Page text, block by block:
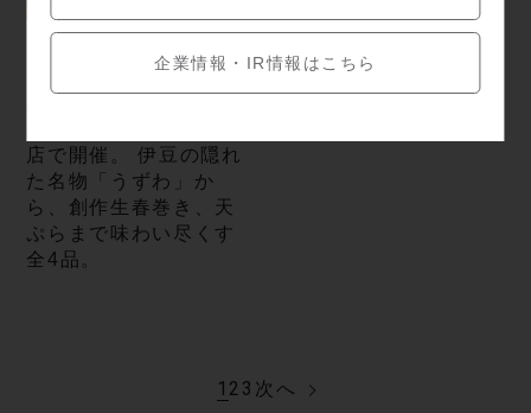
企業情報・IR情報はこちら
【プレスリリース】ね
っとり濃厚な極上の
店で開催。 伊豆の隠れ
た名物「うずわ」か
ら、創作生春巻き、天
ぷらまで味わい尽くす
全4品。
1 2 3 次へ